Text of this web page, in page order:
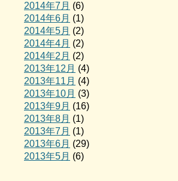
2014年7月 (6)
2014年6月 (1)
2014年5月 (2)
2014年4月 (2)
2014年2月 (2)
2013年12月 (4)
2013年11月 (4)
2013年10月 (3)
2013年9月 (16)
2013年8月 (1)
2013年7月 (1)
2013年6月 (29)
2013年5月 (6)